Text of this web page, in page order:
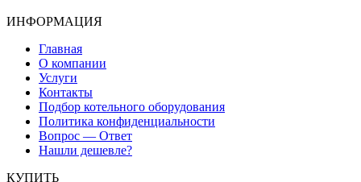
ИНФОРМАЦИЯ
Главная
О компании
Услуги
Контакты
Подбор котельного оборудования
Политика конфиденциальности
Вопрос — Ответ
Нашли дешевле?
КУПИТЬ